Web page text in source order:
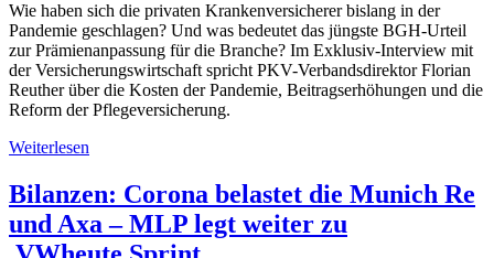
Wie haben sich die privaten Krankenversicherer bislang in der
Pandemie geschlagen? Und was bedeutet das jüngste BGH-Urteil
zur Prämienanpassung für die Branche? Im Exklusiv-Interview mit
der Versicherungswirtschaft spricht PKV-Verbandsdirektor Florian
Reuther über die Kosten der Pandemie, Beitragserhöhungen und die
Reform der Pflegeversicherung.
Weiterlesen
Bilanzen: Corona belastet die Munich Re
und Axa – MLP legt weiter zu